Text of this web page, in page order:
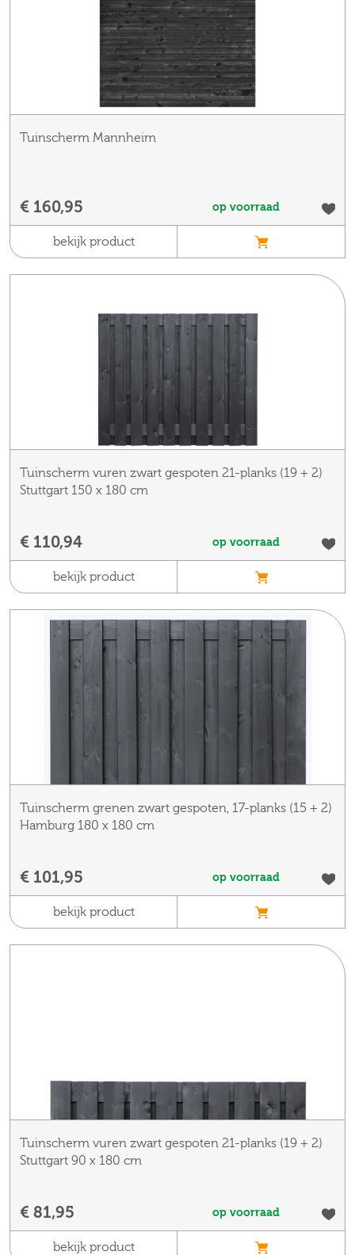
Tuinscherm Mannheim
€ 160,95 op voorraad
bekijk product
Tuinscherm vuren zwart gespoten 21-planks (19 + 2)
Stuttgart 150 x 180 cm
€ 110,94 op voorraad
bekijk product
Tuinscherm grenen zwart gespoten, 17-planks (15 + 2)
Hamburg 180 x 180 cm
€ 101,95 op voorraad
bekijk product
Tuinscherm vuren zwart gespoten 21-planks (19 + 2)
Stuttgart 90 x 180 cm
€ 81,95 op voorraad
bekijk product